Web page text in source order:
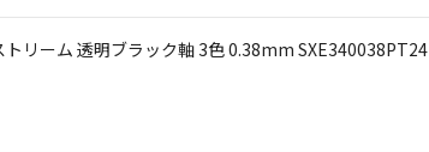
トリーム 透明ブラック軸 3色 0.38mm SXE340038PT24